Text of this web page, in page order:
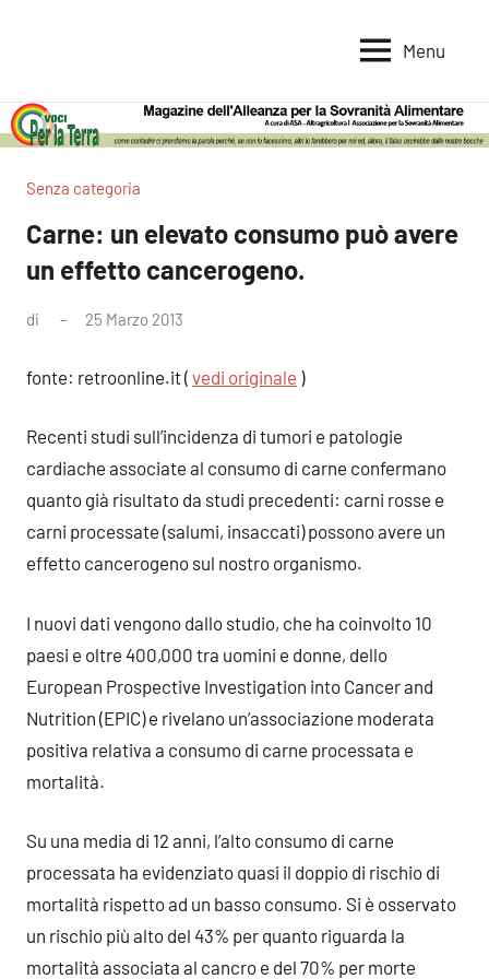
per
la
Terra
per
la
Alimentare
Menu
Senza categoria
Carne: un elevato consumo può avere
un effetto cancerogeno.
di 25 Marzo 2013
fonte: retroonline.it ( vedi originale )
Recenti studi sull’incidenza di tumori e patologie
cardiache associate al consumo di carne confermano
quanto già risultato da studi precedenti: carni rosse e
carni processate (salumi, insaccati) possono avere un
effetto cancerogeno sul nostro organismo.
I nuovi dati vengono dallo studio, che ha coinvolto 10
paesi e oltre 400,000 tra uomini e donne, dello
European Prospective Investigation into Cancer and
Nutrition (EPIC) e rivelano un’associazione moderata
positiva relativa a consumo di carne processata e
mortalità.
Su una media di 12 anni, l’alto consumo di carne
processata ha evidenziato quasi il doppio di rischio di
mortalità rispetto ad un basso consumo. Si è osservato
un rischio più alto del 43% per quanto riguarda la
mortalità associata al cancro e del 70% per morte